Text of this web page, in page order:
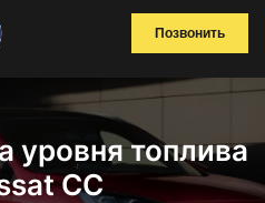
Позвонить
уровня топлива
CC